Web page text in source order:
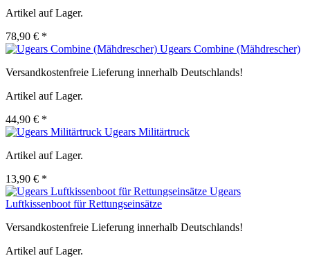
Artikel auf Lager.
78,90 € *
Ugears Combine (Mähdrescher)
Versandkostenfreie Lieferung innerhalb Deutschlands!
Artikel auf Lager.
44,90 € *
Ugears Militärtruck
Artikel auf Lager.
13,90 € *
Ugears
Luftkissenboot für Rettungseinsätze
Versandkostenfreie Lieferung innerhalb Deutschlands!
Artikel auf Lager.